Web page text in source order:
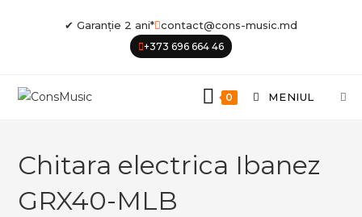
✔ Garanție 2 ani* contact@cons-music.md
+373 696 664 46
0 MENIUL
Chitara electrica Ibanez
GRX40-MLB